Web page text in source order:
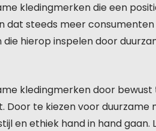
kledingmerken die een
dat steeds meer
hierop inspelen door
kledingmerken door
Door te kiezen voor duurzame
en ethiek hand in hand gaan.